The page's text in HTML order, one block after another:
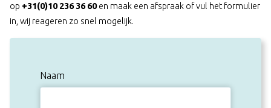
op +31(0)10 236 36 60en maak een afspraak of vul het formulier
in, wij reageren zo snel mogelijk.
Naam